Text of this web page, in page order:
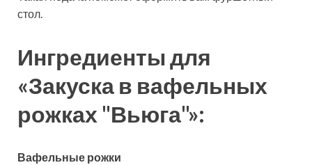
стол.
Ингредиенты для
«Закуска в вафельных
рожках "Вьюга"»:
Вафельные рожки